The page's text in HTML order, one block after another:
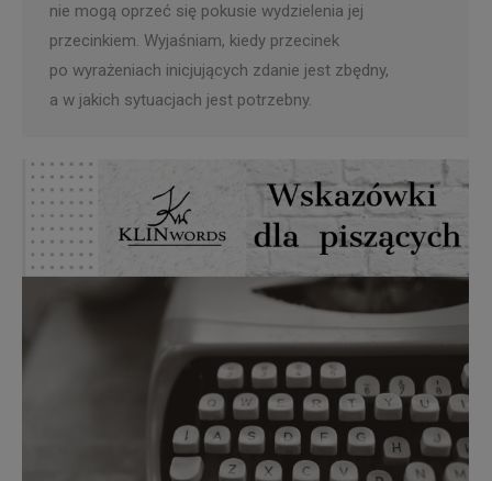
nie mogą oprzeć się pokusie wydzielenia jej
przecinkiem. Wyjaśniam, kiedy przecinek
po wyrażeniach inicjujących zdanie jest zbędny,
a w jakich sytuacjach jest potrzebny.